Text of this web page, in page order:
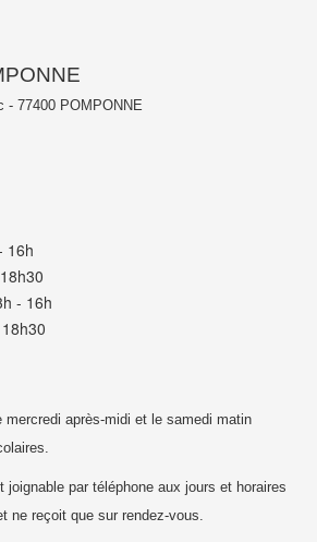
- 77400 POMPONNE
16h
- 16h
mercredi après-midi et le samedi matin
joignable par téléphone aux jours et horaires
ne reçoit que sur rendez-vous.